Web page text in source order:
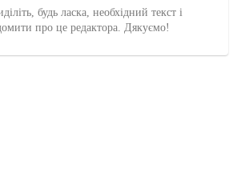
будь ласка, необхідний текст і
про це редактора. Дякуємо!